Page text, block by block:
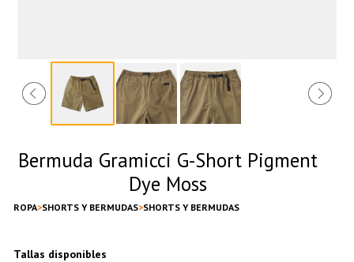
Bermuda Gramicci G-Short Pigment
Dye Moss
ROPA SHORTS Y BERMUDAS SHORTS Y BERMUDAS
Tallas disponibles